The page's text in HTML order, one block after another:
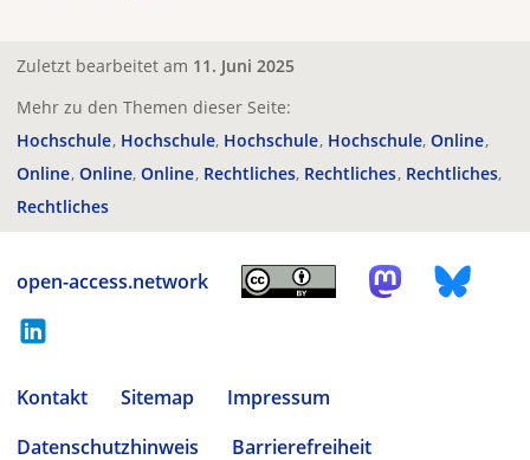
Zuletzt bearbeitet am 11. Juni 2025
Mehr zu den Themen dieser Seite:
Hochschule Hochschule Hochschule Hochschule Online
Online Online Online Rechtliches Rechtliches Rechtliches
Rechtliches
open-access.network
Kontakt Sitemap
Impressum
Datenschutzhinweis
Barrierefreiheit